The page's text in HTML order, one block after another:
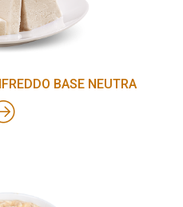
BASE NEUTRA